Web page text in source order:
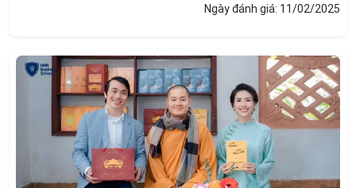
Ngày đánh giá: 11/02/2025